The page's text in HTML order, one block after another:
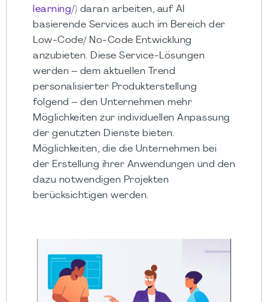
learning/) daran arbeiten, auf AI
basierende Services auch im Bereich der
Low-Code/ No-Code Entwicklung
anzubieten. Diese Service-Lösungen
werden – dem aktuellen Trend
personalisierter Produkterstellung
folgend – den Unternehmen mehr
Möglichkeiten zur individuellen Anpassung
der genutzten Dienste bieten.
Möglichkeiten, die die Unternehmen bei
der Erstellung ihrer Anwendungen und den
dazu notwendigen Projekten
berücksichtigen werden.